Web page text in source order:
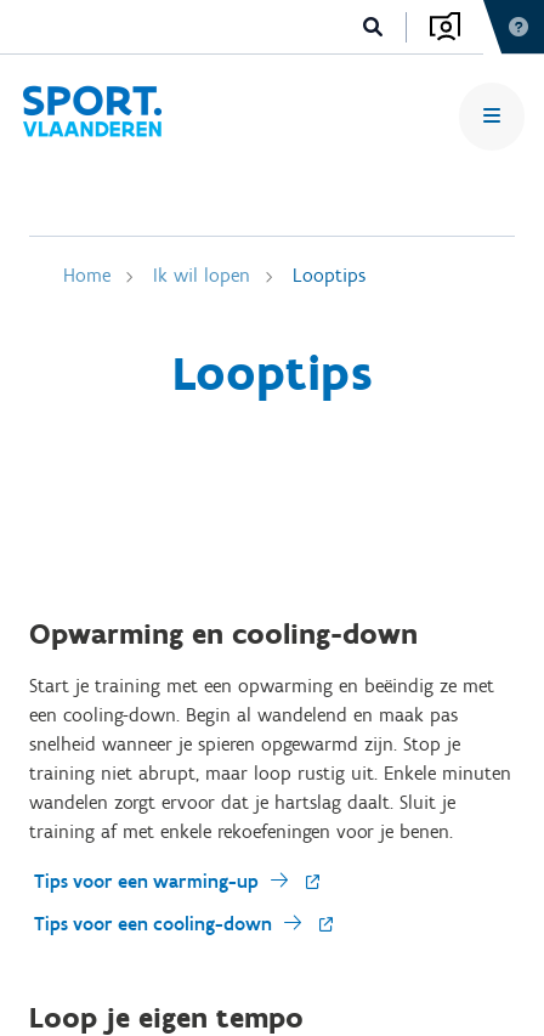
Home Ik wil lopen Looptips
Looptips
Opwarming en cooling-down
Start je training met een opwarming en beëindig ze met
een cooling-down. Begin al wandelend en maak pas
snelheid wanneer je spieren opgewarmd zijn. Stop je
training niet abrupt, maar loop rustig uit. Enkele minuten
wandelen zorgt ervoor dat je hartslag daalt. Sluit je
training af met enkele rekoefeningen voor je benen.
Tips voor een warming-up
Tips voor een cooling-down
Loop je eigen tempo